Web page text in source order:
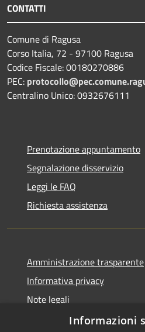
CONTATTI
Comune di Ragusa
Corso Italia, 72 - 97100 Ragusa
Codice Fiscale: 00180270886
PEC:
Centralino Unico: 0932676111
Prenotazione appuntamento
Segnalazione disservizio
Leggi le FAQ
Richiesta assistenza
Amministrazione trasparente
Informativa privacy
Note legali
Dichiarazione di accessibilità
Informazioni